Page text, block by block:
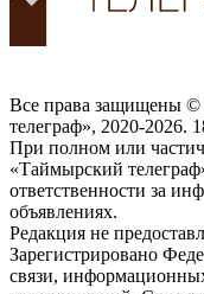
Все права защищены ©
телеграф», 2020-2026.
При полном или
«Таймырский
ответственности за
объявлениях.
Редакция не
Зарегистрировано
связи,